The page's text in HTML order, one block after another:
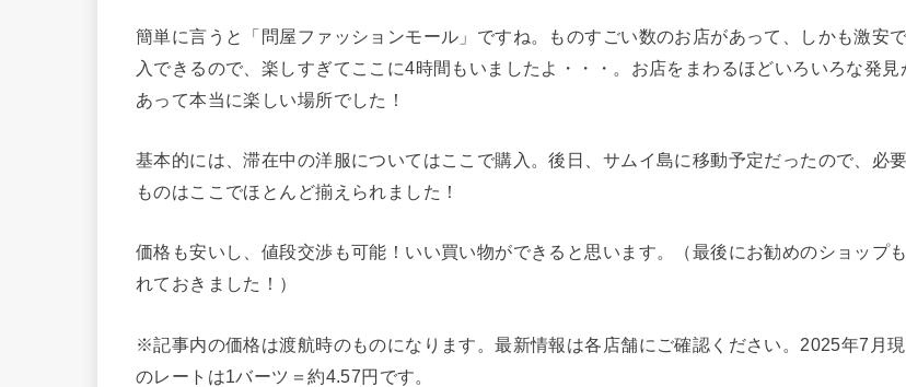
簡単に言うと「問屋ファッションモール」ですね。ものすごい数のお店があって、しかも激安
入できるので、楽しすぎてここに4時間もいましたよ・・・。お店をまわるほどいろいろな発見
あって本当に楽しい場所でした！
基本的には、滞在中の洋服についてはここで購入。後日、サムイ島に移動予定だったので、必
ものはここでほとんど揃えられました！
価格も安いし、値段交渉も可能！いい買い物ができると思います。（最後にお勧めのショップ
れておきました！）
※記事内の価格は渡航時のものになります。最新情報は各店舗にご確認ください。2025年7月
のレートは1バーツ＝約4.57円です。